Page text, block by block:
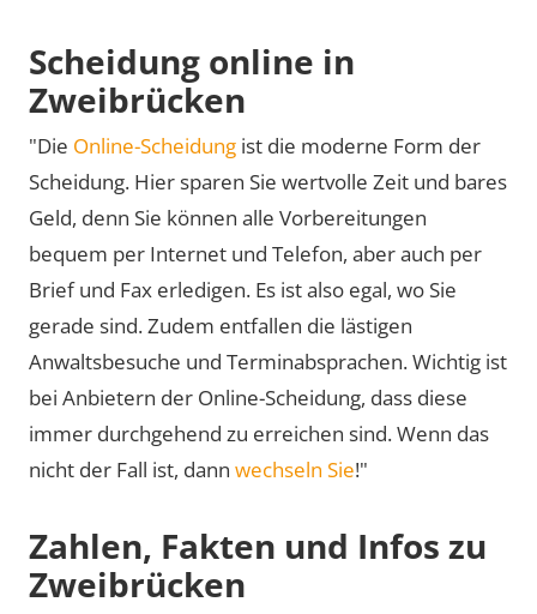
Scheidung online in
Zweibrücken
"Die Online-Scheidung ist die moderne Form der
Scheidung. Hier sparen Sie wertvolle Zeit und bares
Geld, denn Sie können alle Vorbereitungen
bequem per Internet und Telefon, aber auch per
Brief und Fax erledigen. Es ist also egal, wo Sie
gerade sind. Zudem entfallen die lästigen
Anwaltsbesuche und Terminabsprachen. Wichtig ist
bei Anbietern der Online-Scheidung, dass diese
immer durchgehend zu erreichen sind. Wenn das
nicht der Fall ist, dann wechseln Sie!"
Zahlen, Fakten und Infos zu
Zweibrücken